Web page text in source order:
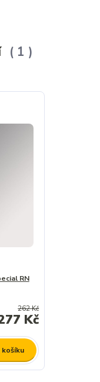
1
RN
262 Kč
Kč